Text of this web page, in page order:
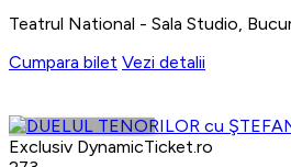
Teatrul National - Sala Studio,
Cumpara bilet Vezi detalii
Exclusiv DynamicTicket.ro